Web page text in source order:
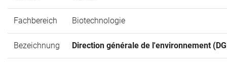
Fachbereich Biotechnologie
Bezeichnung Direction générale de l'environnement